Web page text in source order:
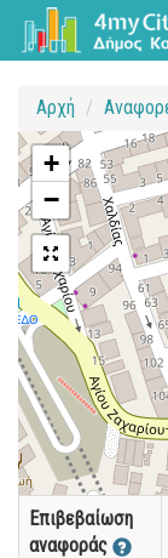
Αρχή
+
−
Επιβεβαίωση
αναφοράς